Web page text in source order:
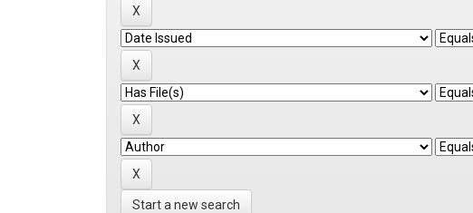
Start a new search